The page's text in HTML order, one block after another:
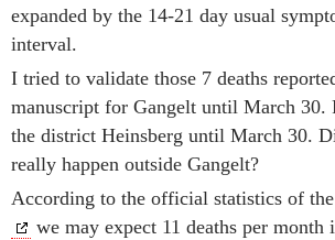
expanded by the 14-21 day usual
interval.
I tried to validate those 7 deaths
manuscript for Gangelt until March 30.
the district Heinsberg until March 30.
really happen outside Gangelt?
According to the official statistics of the
we may expect 11 deaths per month